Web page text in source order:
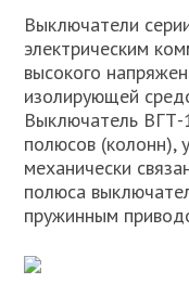
Выключатели
электрическим
высокого
изолирующей
Выключатель ВГТ-
полюсов (колонн),
механически
полюса
пружинным